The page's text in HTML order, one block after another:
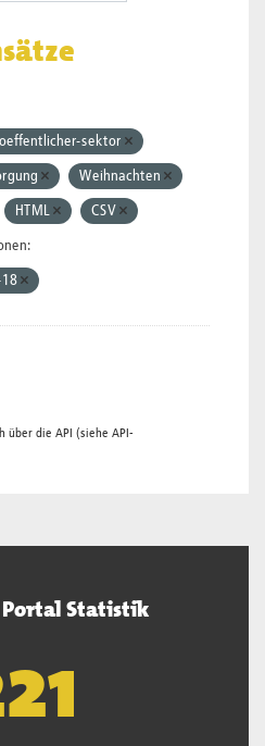
sektor
Weihnachten
HTML CSV
über die API (siehe API-
Portal Statistik